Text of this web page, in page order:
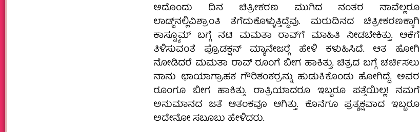
ಅದೊಂದು ದಿನ ಚಿತ್ರೀಕರಣ ಮುಗಿದ ನಂತರ ನಾವೆಲ್ಲರೂ
ಲಾಡ್ಜ್‌ನಲ್ಲಿವಿಶ್ರಾಂತಿ ತೆಗೆದುಕೊಳ್ಳುತ್ತಿದ್ದೆವು. ಮರುದಿನದ ಚಿತ್ರೀಕರಣಕ್ಕಾಗಿ
ಕಾಸ್ಟ್ಯೂಮ್ ಬಗ್ಗೆ ನಟಿ ಮಮತಾ ರಾವ್‍ಗೆ ಮಾಹಿತಿ ನೀಡಬೇಕಿತ್ತು. ಆಕೆಗೆ
ತಿಳಿಸುವಂತೆ ಪ್ರೊಡಕ್ಷನ್ ಮ್ಯಾನೇಜರ್‍ಗೆ ಹೇಳಿ ಕಳುಹಿಸಿದೆ. ಆತ ಹೋಗಿ
ನೋಡಿದರೆ ಮಮತಾ ರಾವ್ ರೂಂಗೆ ಬೀಗ ಹಾಕಿತ್ತು. ಚಿತ್ರದ ಬಗ್ಗೆ ಚರ್ಚಿಸಲು
ನಾನು ಛಾಯಾಗ್ರಾಹಕ ಗೌರಿಶಂಕರ್‍ರನ್ನು ಹುಡುಕಿಕೊಂಡು ಹೋಗಿದ್ದೆ. ಅವರ
ರೂಂಗೂ ಬೀಗ ಹಾಕಿತ್ತು. ರಾತ್ರಿಯಾದರೂ ಇಬ್ಬರೂ ಪತ್ತೆಯಿಲ್ಲ! ನಮಗೆ
ಅನುಮಾನದ ಜತೆ ಆತಂಕವೂ ಆಗಿತ್ತು. ಕೊನೆಗೂ ಪ್ರತ್ಯಕ್ಷವಾದ ಇಬ್ಬರೂ
ಅದೇನೋ ಸಬೂಬು ಹೇಳಿದರು.